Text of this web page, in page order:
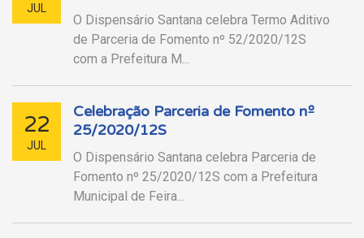
JUL
O Dispensário Santana celebra Termo Aditivo
de Parceria de Fomento nº 52/2020/12S
com a Prefeitura M...
22
JUL
Celebração Parceria de Fomento nº
25/2020/12S
O Dispensário Santana celebra Parceria de
Fomento nº 25/2020/12S com a Prefeitura
Municipal de Feira...